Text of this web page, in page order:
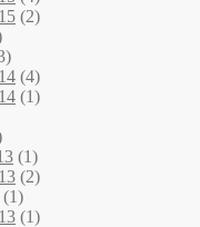
(2)
(4)
(1)
(1)
(2)
(1)
(1)